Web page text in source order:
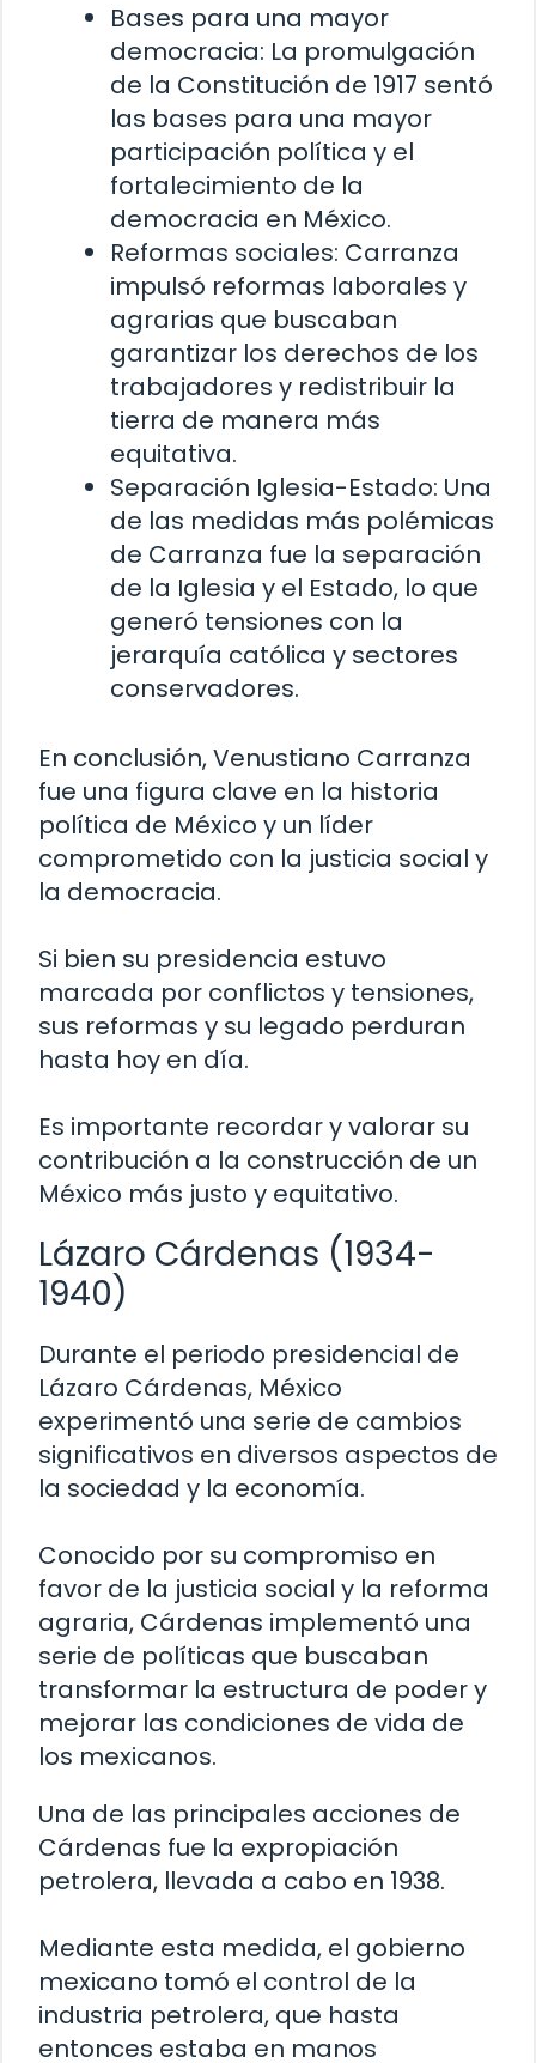
Bases para una mayor
democracia: La promulgación
de la Constitución de 1917 sentó
las bases para una mayor
participación política y el
fortalecimiento de la
democracia en México.
Reformas sociales: Carranza
impulsó reformas laborales y
agrarias que buscaban
garantizar los derechos de los
trabajadores y redistribuir la
tierra de manera más
equitativa.
Separación Iglesia-Estado: Una
de las medidas más polémicas
de Carranza fue la separación
de la Iglesia y el Estado, lo que
generó tensiones con la
jerarquía católica y sectores
conservadores.
En conclusión, Venustiano Carranza
fue una figura clave en la historia
política de México y un líder
comprometido con la justicia social y
la democracia.
Si bien su presidencia estuvo
marcada por conflictos y tensiones,
sus reformas y su legado perduran
hasta hoy en día.
Es importante recordar y valorar su
contribución a la construcción de un
México más justo y equitativo.
Lázaro Cárdenas (1934-
1940)
Durante el periodo presidencial de
Lázaro Cárdenas, México
experimentó una serie de cambios
significativos en diversos aspectos de
la sociedad y la economía.
Conocido por su compromiso en
favor de la justicia social y la reforma
agraria, Cárdenas implementó una
serie de políticas que buscaban
transformar la estructura de poder y
mejorar las condiciones de vida de
los mexicanos.
Una de las principales acciones de
Cárdenas fue la expropiación
petrolera, llevada a cabo en 1938.
Mediante esta medida, el gobierno
mexicano tomó el control de la
industria petrolera, que hasta
entonces estaba en manos